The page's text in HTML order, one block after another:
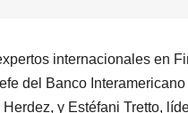
internacionales en
del Banco
y Estéfani Tretto,